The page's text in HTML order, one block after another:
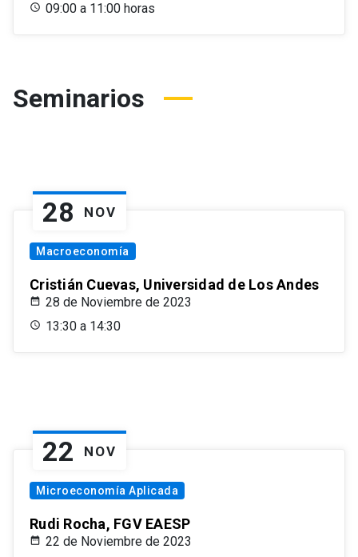
09:00 a 11:00 horas
Seminarios
28 NOV
Macroeconomía
Cristián Cuevas, Universidad de Los Andes
28 de Noviembre de 2023
13:30 a 14:30
22 NOV
Microeconomía Aplicada
Rudi Rocha, FGV EAESP
22 de Noviembre de 2023